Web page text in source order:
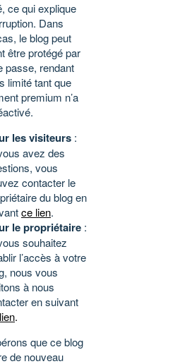
ce qui explique
Dans
le blog peut
être protégé par
passe, rendant
limité tant que
premium n’a
les visiteurs :
avez des
vous
contacter le
du blog en
ce lien.
le propriétaire :
souhaitez
l’accès à votre
nous vous
à nous
en suivant
.
que ce blog
de nouveau